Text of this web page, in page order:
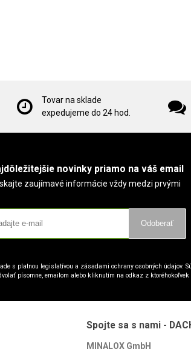
Tovar na sklade
expedujeme do 24 hod.
novinky priamo na váš email
zaujímavé informácie vždy medzi prvými
Odoberať
s platnou legislatívou a zásadami ochrany osobných údajov.
písomne, emailom alebo kliknutím na odkaz z
Spojte sa s nami -
MINALOX GmbH